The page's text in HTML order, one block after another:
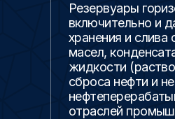
Резервуары
включительно и
хранения и
масел,
жидкости
сброса нефти и
отраслей